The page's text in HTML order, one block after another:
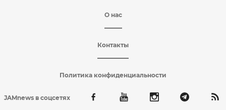
О нас
Контакты
Политика конфиденциальности
JAMnews в соцсетях